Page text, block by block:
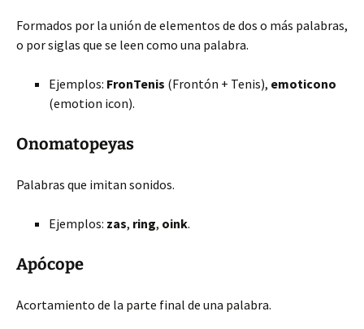
Formados por la unión de elementos de dos o más palabras,
o por siglas que se leen como una palabra.
Ejemplos: FronTenis (Frontón + Tenis), emoticono
(emotion icon).
Onomatopeyas
Palabras que imitan sonidos.
Ejemplos: zas, ring, oink.
Apócope
Acortamiento de la parte final de una palabra.